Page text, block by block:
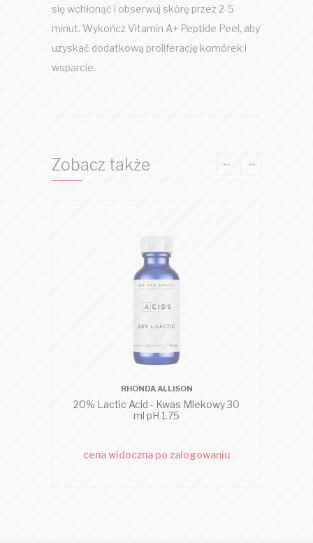
się wchłonąć i obserwuj skórę przez 2-5
minut. Wykończ Vitamin A+ Peptide Peel, aby
uzyskać dodatkową proliferację komórek i
wsparcie.
Zobacz także
RHONDA ALLISON
20% Lactic Acid - Kwas Mlekowy 30
ml pH 1.75
cena widoczna po zalogowaniu